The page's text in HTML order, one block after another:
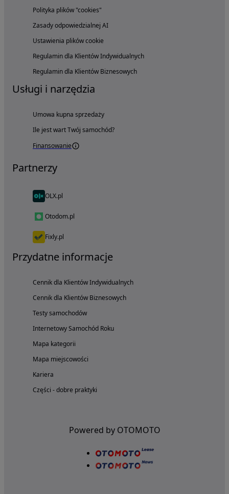
Polityka plików "cookies"
Zasady odpowiedzialnej AI
Ustawienia plików cookie
Regulamin dla Klientów Indywidualnych
Regulamin dla Klientów Biznesowych
Usługi i narzędzia
Umowa kupna sprzedaży
Ile jest wart Twój samochód?
Finansowanie
Partnerzy
OLX.pl
Otodom.pl
Fixly.pl
Przydatne informacje
Cennik dla Klientów Indywidualnych
Cennik dla Klientów Biznesowych
Testy samochodów
Internetowy Samochód Roku
Mapa kategorii
Mapa miejscowości
Kariera
Części - dobre praktyki
Powered by OTOMOTO